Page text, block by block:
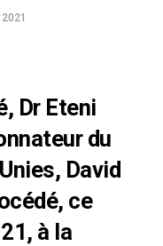
Dr Eteni
du
David
ce
à la